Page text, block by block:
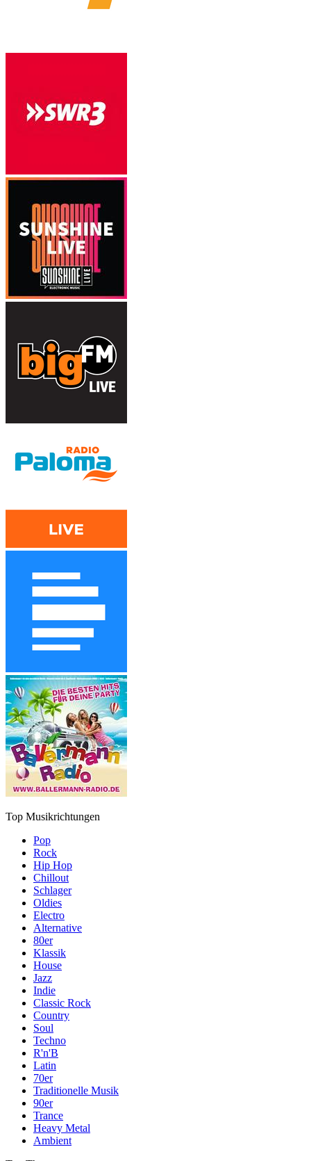
Top Musikrichtungen
Pop
Rock
Hip Hop
Chillout
Schlager
Oldies
Electro
Alternative
80er
Klassik
House
Jazz
Indie
Classic Rock
Country
Soul
Techno
R'n'B
Latin
70er
Traditionelle Musik
90er
Trance
Heavy Metal
Ambient